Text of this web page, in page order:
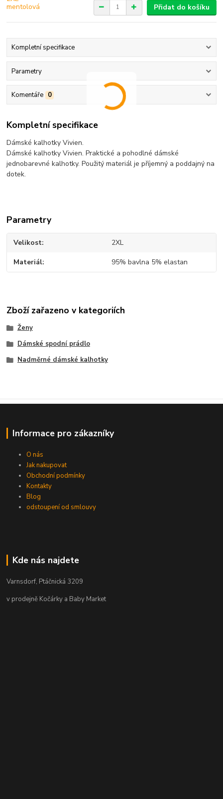
Přidat do košíku
Kompletní specifikace
Parametry
Komentáře 0
Kompletní specifikace
Dámské kalhotky Vivien.
Dámské kalhotky Vivien. Praktické a pohodlné dámské
jednobarevné kalhotky. Použitý materiál je příjemný a poddajný na
dotek.
Parametry
Velikost 2XL
Materiál 95% bavlna 5% elastan
Zboží zařazeno v kategoriích
Ženy
Dámské spodní prádlo
Nadměrné dámské kalhotky
Informace pro zákazníky
O nás
Jak nakupovat
Obchodní podmínky
Kontakty
Blog
odstoupení od smlouvy
Kde nás najdete
Varnsdorf, Ptáčnická 3209
v prodejně Kočárky a Baby Market